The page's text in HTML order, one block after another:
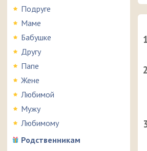
Подруге
Маме
Бабушке
Другу
Папе
Жене
Любимой
Мужу
Любимому
Родственникам